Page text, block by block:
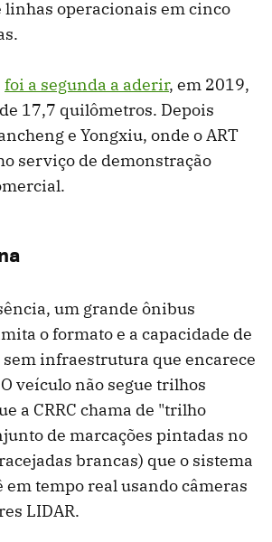
linhas operacionais em cinco
foi a segunda a aderir, em 2019,
17,7 quilômetros. Depois
e Yongxiu, onde o ART
serviço de demonstração
um grande ônibus
o formato e a capacidade de
infraestrutura que encarece
veículo não segue trilhos
a CRRC chama de "trilho
de marcações pintadas no
brancas) que o sistema
em tempo real usando câmeras
LIDAR.